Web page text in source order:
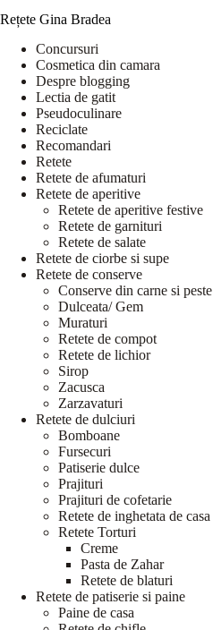
Rețete Gina Bradea
Concursuri
Cosmetica din camara
Despre blogging
Lectia de gatit
Pseudoculinare
Reciclate
Recomandari
Retete
Retete de afumaturi
Retete de aperitive
Retete de aperitive festive
Retete de garnituri
Retete de salate
Retete de ciorbe si supe
Retete de conserve
Conserve din carne si peste
Dulceata/ Gem
Muraturi
Retete de compot
Retete de lichior
Sirop
Zacusca
Zarzavaturi
Retete de dulciuri
Bomboane
Fursecuri
Patiserie dulce
Prajituri
Prajituri de cofetarie
Retete de inghetata de casa
Retete Torturi
Creme
Pasta de Zahar
Retete de blaturi
Retete de patiserie si paine
Paine de casa